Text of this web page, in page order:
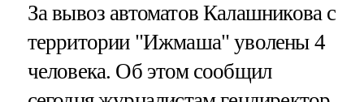
За вывоз автоматов Калашникова с
территории "Ижмаша" уволены 4
человека. Об этом сообщил